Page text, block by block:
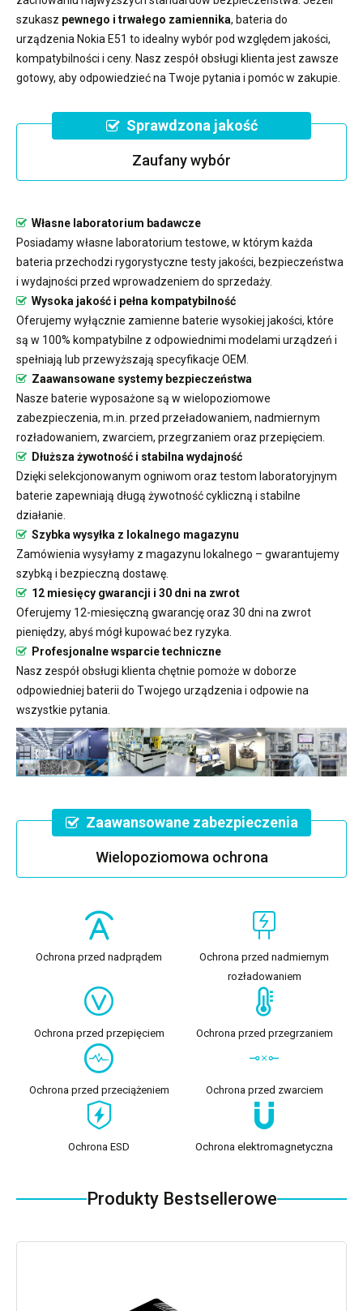
szukasz pewnego i trwałego zamiennika, bateria do
urządzenia Nokia E51 to idealny wybór pod względem jakości,
kompatybilności i ceny. Nasz zespół obsługi klienta jest zawsze
gotowy, aby odpowiedzieć na Twoje pytania i pomóc w zakupie.
Sprawdzona jakość
Zaufany wybór
Własne laboratorium badawcze
Posiadamy własne laboratorium testowe, w którym każda
bateria przechodzi rygorystyczne testy jakości, bezpieczeństwa
i wydajności przed wprowadzeniem do sprzedaży.
Wysoka jakość i pełna kompatybilność
Oferujemy wyłącznie zamienne baterie wysokiej jakości, które
są w 100% kompatybilne z odpowiednimi modelami urządzeń i
spełniają lub przewyższają specyfikacje OEM.
Zaawansowane systemy bezpieczeństwa
Nasze baterie wyposażone są w wielopoziomowe
zabezpieczenia, m.in. przed przeładowaniem, nadmiernym
rozładowaniem, zwarciem, przegrzaniem oraz przepięciem.
Dłuższa żywotność i stabilna wydajność
Dzięki selekcjonowanym ogniwom oraz testom laboratoryjnym
baterie zapewniają długą żywotność cykliczną i stabilne
działanie.
Szybka wysyłka z lokalnego magazynu
Zamówienia wysyłamy z magazynu lokalnego – gwarantujemy
szybką i bezpieczną dostawę.
12 miesięcy gwarancji i 30 dni na zwrot
Oferujemy 12-miesięczną gwarancję oraz 30 dni na zwrot
pieniędzy, abyś mógł kupować bez ryzyka.
Profesjonalne wsparcie techniczne
Nasz zespół obsługi klienta chętnie pomoże w doborze
odpowiedniej baterii do Twojego urządzenia i odpowie na
wszystkie pytania.
Zaawansowane zabezpieczenia
Wielopoziomowa ochrona
Ochrona przed nadprądem
Ochrona przed nadmiernym
rozładowaniem
Ochrona przed przepięciem Ochrona przed przegrzaniem
Ochrona przed przeciążeniem Ochrona przed zwarciem
Ochrona ESD Ochrona elektromagnetyczna
Produkty Bestsellerowe